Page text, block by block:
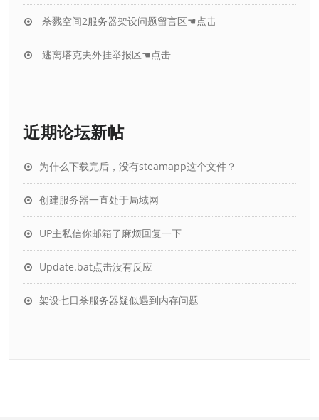
杀戮空间2服务器架设问题留言区☚点击
逃离塔克夫外挂举报区☚点击
近期论坛新帖
为什么下载完后，没有steamapp这个文件？
创建服务器一直处于局域网
UP主私信你邮箱了麻烦回复一下
Update.bat点击没有反应
架设七日杀服务器疑似遇到内存问题